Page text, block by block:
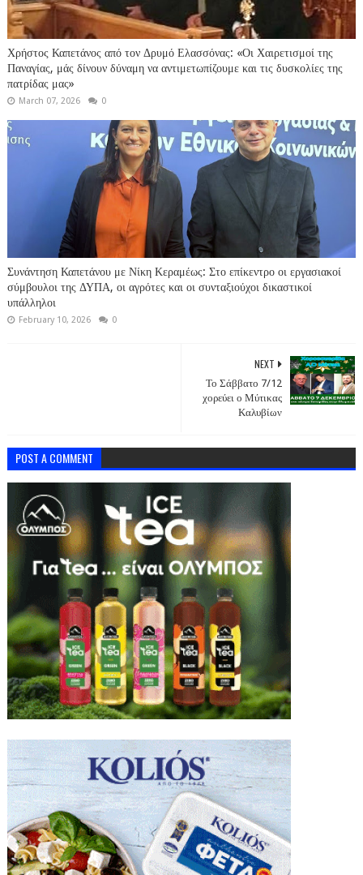
Χρήστος Καπετάνος από τον Δρυμό Ελασσόνας: «Οι Χαιρετισμοί της
Παναγίας, μάς δίνουν δύναμη να αντιμετωπίζουμε και τις δυσκολίες της
πατρίδας μας»
March 07, 2026 0
Συνάντηση Καπετάνου με Νίκη Κεραμέως: Στο επίκεντρο οι εργασιακοί
σύμβουλοι της ΔΥΠΑ, οι αγρότες και οι συνταξιούχοι δικαστικοί
υπάλληλοι
February 10, 2026 0
NEXT
Το Σάββατο 7/12
χορεύει ο Μύτικας
Καλυβίων
POST A COMMENT